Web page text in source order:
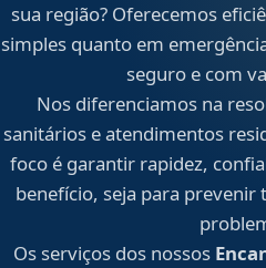
sua região? Oferecemos
simples quanto em
seguro e com
Nos diferenciamos na
sanitários e atendimentos
foco é garantir rapidez,
benefício, seja para
Os serviços dos nossos